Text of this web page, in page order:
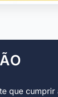
que cumprir